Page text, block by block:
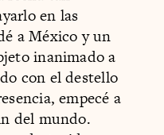
en las
a México y un
inanimado a
con el destello
empecé a
del mundo.